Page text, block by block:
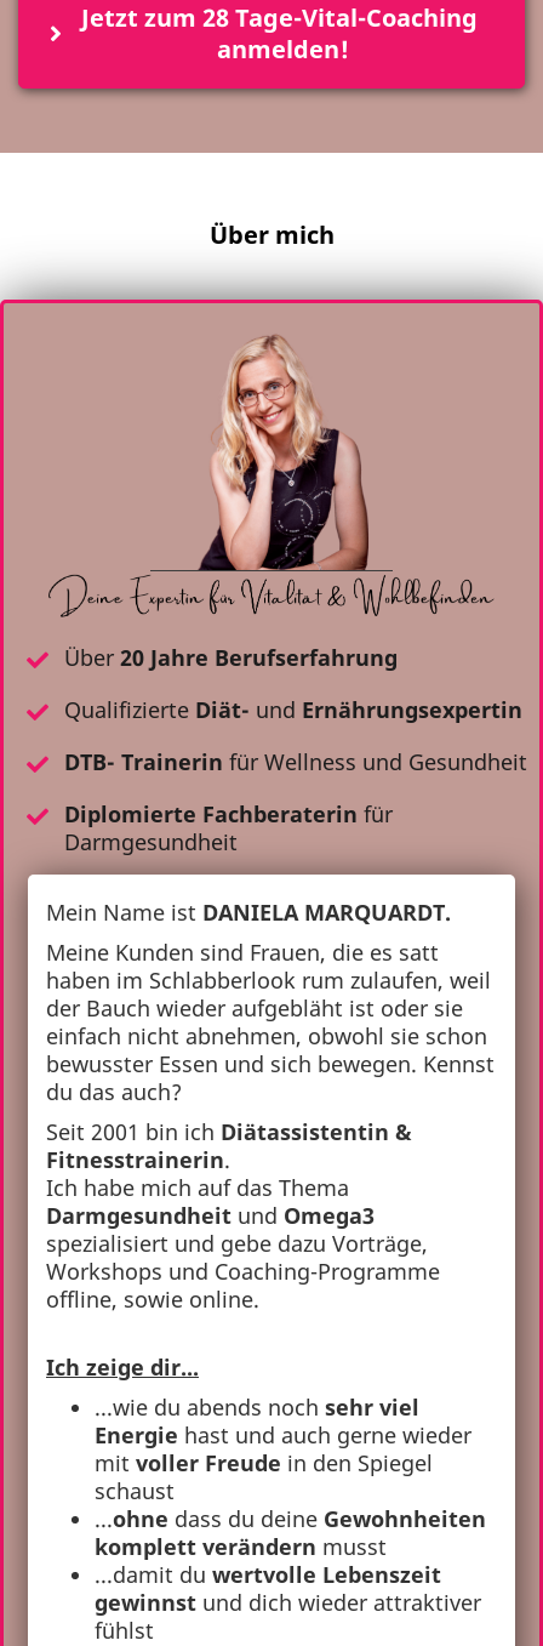
Jetzt zum 28 Tage-Vital-Coaching
anmelden!
Über mich
Über 20 Jahre Berufserfahrung
Qualifizierte Diät- und Ernährungsexpertin
DTB- Trainerin für Wellness und Gesundheit
Diplomierte Fachberaterin für
Darmgesundheit
Mein Name ist DANIELA MARQUARDT.
Meine Kunden sind Frauen, die es satt
haben im Schlabberlook rum zulaufen, weil
der Bauch wieder aufgebläht ist oder sie
einfach nicht abnehmen, obwohl sie schon
bewusster Essen und sich bewegen. Kennst
du das auch?
Seit 2001 bin ich Diätassistentin &
Fitnesstrainerin.
Ich habe mich auf das Thema
Darmgesundheit und Omega3
spezialisiert und gebe dazu Vorträge,
Workshops und Coaching-Programme
offline, sowie online.
Ich zeige dir...
...wie du abends noch sehr viel
Energie hast und auch gerne wieder
mit voller Freude in den Spiegel
schaust
...ohne dass du deine Gewohnheiten
komplett verändern musst
...damit du wertvolle Lebenszeit
gewinnst und dich wieder attraktiver
fühlst